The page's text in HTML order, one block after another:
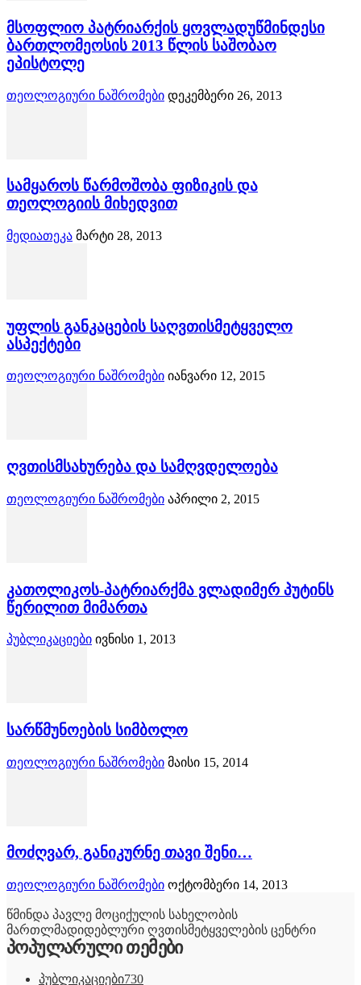
მსოფლიო პატრიარქის ყოვლადუწმინდესი
ბართლომეოსის 2013 წლის საშობაო
ეპისტოლე
თეოლოგიური ნაშრომები დეკემბერი 26, 2013
სამყაროს წარმოშობა ფიზიკის და
თეოლოგიის მიხედვით
მედიათეკა მარტი 28, 2013
უფლის განკაცების საღვთისმეტყველო
ასპექტები
თეოლოგიური ნაშრომები იანვარი 12, 2015
ღვთისმსახურება და სამღვდელოება
თეოლოგიური ნაშრომები აპრილი 2, 2015
კათოლიკოს-პატრიარქმა ვლადიმერ პუტინს
წერილით მიმართა
პუბლიკაციები ივნისი 1, 2013
სარწმუნოების სიმბოლო
თეოლოგიური ნაშრომები მაისი 15, 2014
მოძღვარ, განიკურნე თავი შენი…
თეოლოგიური ნაშრომები ოქტომბერი 14, 2013
წმინდა პავლე მოციქულის სახელობის
მართლმადიდებლური ღვთისმეტყველების ცენტრი
პოპულარული თემები
პუბლიკაციები730